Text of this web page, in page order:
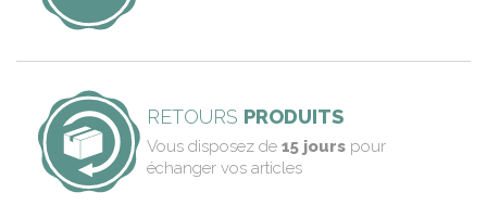
RETOURS PRODUITS
Vous disposez de 15 jourspour
échanger vos articles